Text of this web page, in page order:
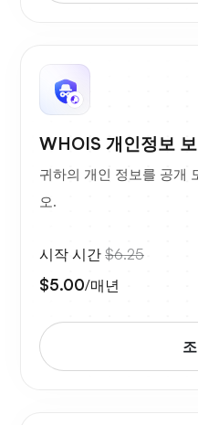
WHOIS 개인정보
귀하의 개인 정보를 공개
오.
시작 시간 $6.25
$5.00/매년